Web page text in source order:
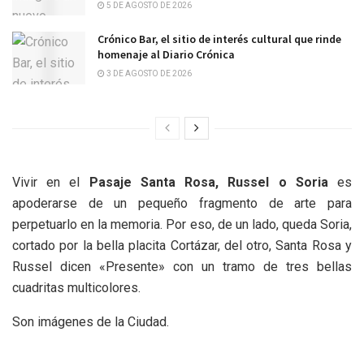
5 DE AGOSTO DE 2026
Crónico Bar, el sitio de interés cultural que rinde
homenaje al Diario Crónica
3 DE AGOSTO DE 2026
Vivir en el Pasaje Santa Rosa, Russel o Soria es
apoderarse de un pequeño fragmento de arte para
perpetuarlo en la memoria. Por eso, de un lado, queda Soria,
cortado por la bella placita Cortázar, del otro, Santa Rosa y
Russel dicen «Presente» con un tramo de tres bellas
cuadritas multicolores.
Son imágenes de la Ciudad.